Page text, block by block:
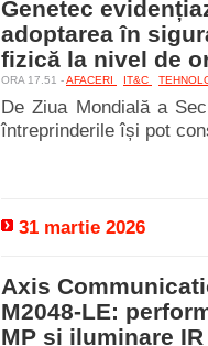
Genetec
adoptarea în
fizică la nivel de
ORA 17.51 -AFACERI IT&C
De Ziua Mondială a
întreprinderile își pot
31 martie 2026
Axis
M2048-LE:
MP și iluminare IR